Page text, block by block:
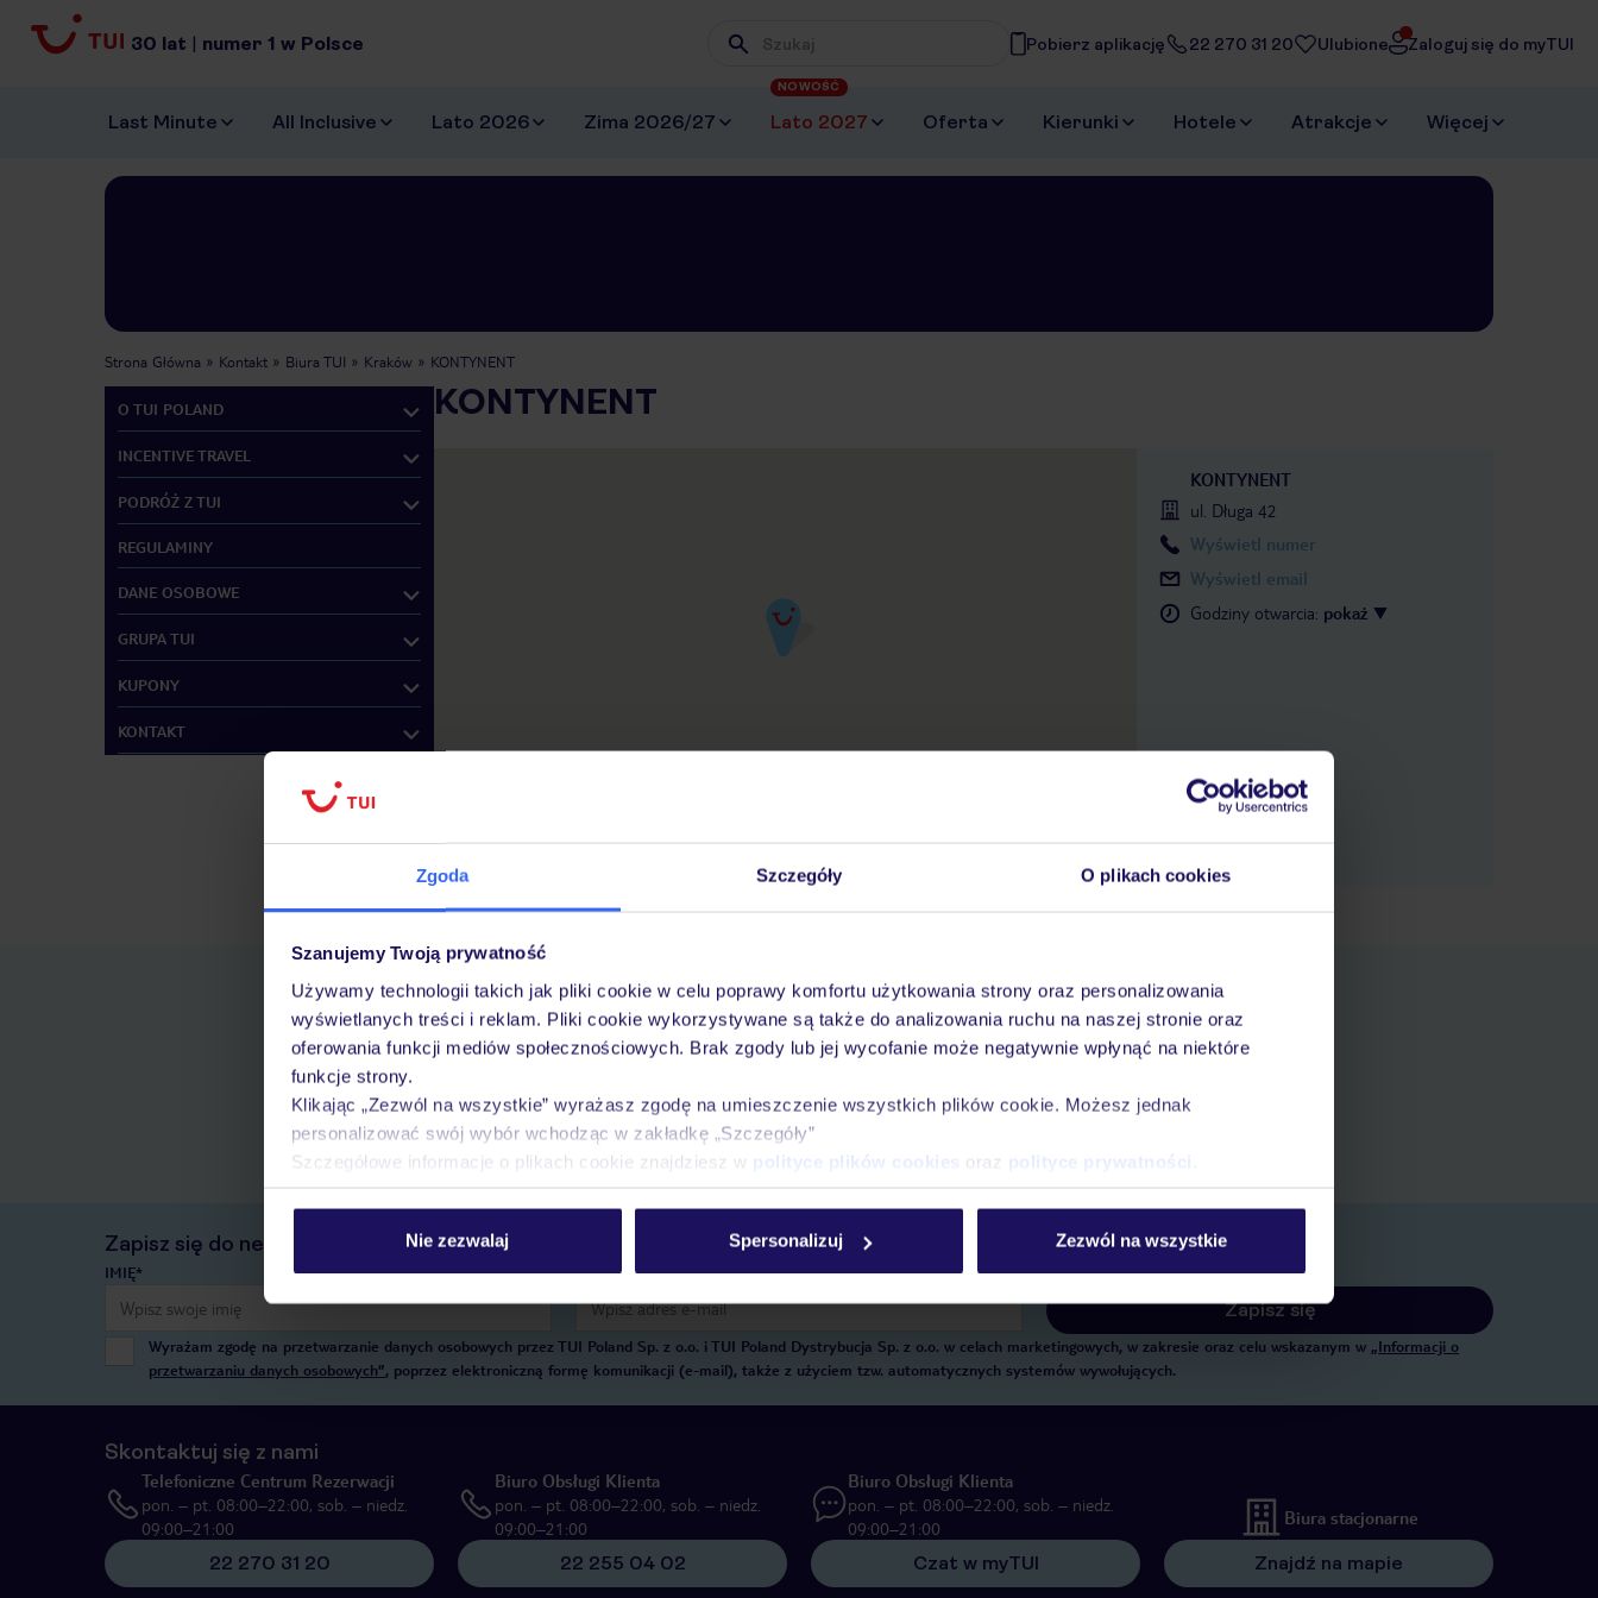
Zgoda Szczegóły O plikach cookies
Szanujemy Twoją prywatność
Używamy technologii takich jak pliki cookie w celu poprawy komfortu użytkowania strony oraz personalizowania
wyświetlanych treści i reklam. Pliki cookie wykorzystywane są także do analizowania ruchu na naszej stronie oraz
oferowania funkcji mediów społecznościowych. Brak zgody lub jej wycofanie może negatywnie wpłynąć na niektóre
funkcje strony.
Klikając „Zezwól na wszystkie” wyrażasz zgodę na umieszczenie wszystkich plików cookie. Możesz jednak
personalizować swój wybór wchodząc w zakładkę „Szczegóły”
Szczegółowe informacje o plikach cookie znajdziesz w polityce plików cookies oraz polityce prywatności
Nie zezwalaj Spersonalizuj Zezwól na wszystkie
30 lat | numer 1 w Polsce Wpisz frazę, której szukasz
Pobierz aplikację 22 270 31 20 Ulubione Zaloguj się do myTUI
Last Minute All Inclusive Lato 2026 Zima 2026/27 Lato 2027
NOWOŚĆ
Oferta Kierunki Hotele Atrakcje Więcej
Strona Główna Kontakt Biura TUI Kraków KONTYNENT
O TUI POLAND
INCENTIVE TRAVEL
PODRÓŻ Z TUI
REGULAMINY
DANE OSOBOWE
GRUPA TUI
KUPONY
KONTAKT
KONTYNENT
KONTYNENT
ul. Długa 42
Wyświetl numer
Wyświetl email
Godziny otwarcia: pokaż
Pobierz bezpłatną aplikację TUI
Szybkie wyszukiwanie i przeglądanie ofert
Lista ulubionych ofert i możliwość ich udostępniania
Historia wyszukiwań i ostatnio oglądanych ofert
Kontakt z TUI i wszystkie informacje o Twojej rezerwacji w myTUI
Zapisz się do newslettera
IMIĘ* E-MAIL*
Zapisz się
Wyrażam zgodę na przetwarzanie danych osobowych przez TUI Poland Sp. z o.o. i TUI Poland Dystrybucja Sp. z o.o. w celach marketingowych, w zakresie oraz celu wskazanym w „Informacji o
przetwarzaniu danych osobowych”, poprzez elektroniczną formę komunikacji (e-mail), także z użyciem tzw. automatycznych systemów wywołujących.
Skontaktuj się z nami
Telefoniczne Centrum Rezerwacji
pon. – pt. 08:00–22:00, sob. – niedz.
09:00–21:00
22 270 31 20
Biuro Obsługi Klienta
pon. – pt. 08:00–22:00, sob. – niedz.
09:00–21:00
22 255 04 02
Biuro Obsługi Klienta
pon. – pt. 08:00–22:00, sob. – niedz.
09:00–21:00
Czat w myTUI
Biura stacjonarne
Znajdź na mapie